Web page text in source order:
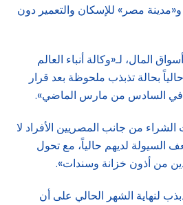
و«مدينة مصر» للإسكان والتعمير دون
المال، لـ«وكالة أنباء العالم
بحالة تذبذب ملحوظة بعد قرار
في السادس من مارس الماضي».
من جانب المصريين الأفراد لا
السيولة لديهم حالياً، مع تحول
من أذون خزانة وسندات».
لنهاية الشهر الحالي على أن